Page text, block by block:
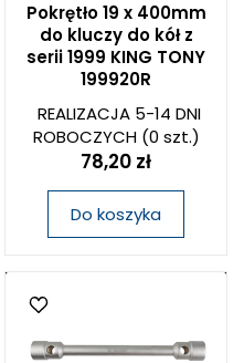
Pokrętło 19 x 400mm
do kluczy do kół z
serii 1999 KING TONY
199920R
REALIZACJA 5-14 DNI
ROBOCZYCH(0 szt.)
78,20 zł
Do koszyka